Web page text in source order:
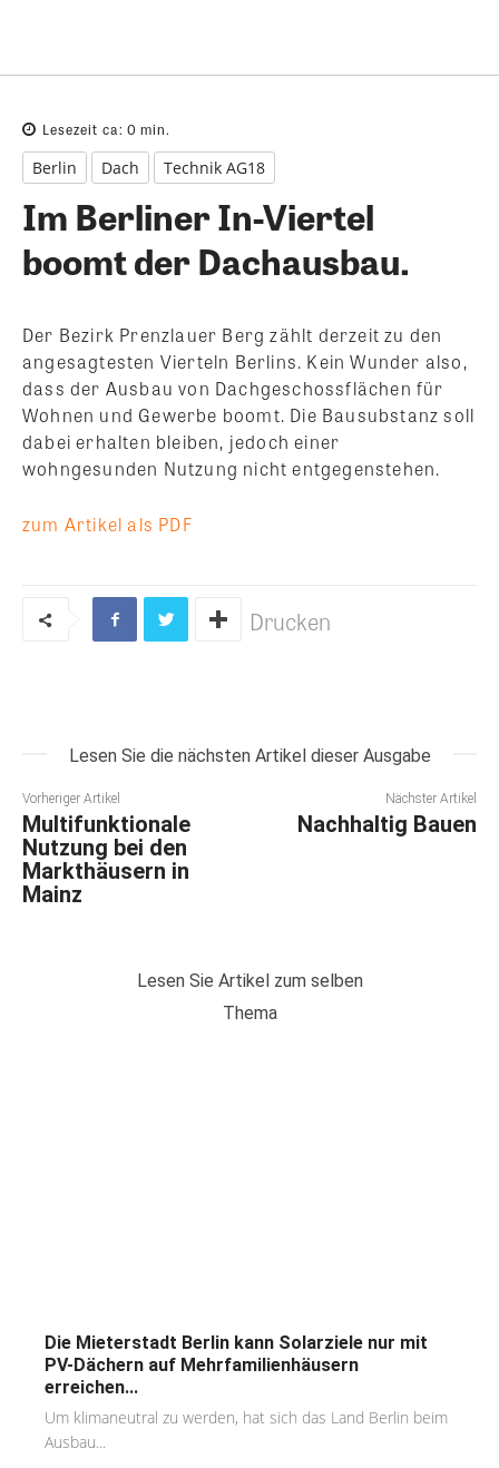
Lesezeit ca: 0 min.
Berlin Dach Technik AG18
Im Berliner In-Viertel
boomt der Dachausbau.
Der Bezirk Prenzlauer Berg zählt derzeit zu den
angesagtesten Vierteln Berlins. Kein Wunder also,
dass der Ausbau von Dachgeschossflächen für
Wohnen und Gewerbe boomt. Die Bausubstanz soll
dabei erhalten bleiben, jedoch einer
wohngesunden Nutzung nicht entgegenstehen.
zum Artikel als PDF
Drucken
Lesen Sie die nächsten Artikel dieser Ausgabe
Vorheriger Artikel
Multifunktionale
Nutzung bei den
Markthäusern in
Mainz
Nächster Artikel
Nachhaltig Bauen
Lesen Sie Artikel zum selben
Thema
Die Mieterstadt Berlin kann Solarziele nur mit
PV-Dächern auf Mehrfamilienhäusern
erreichen...
Um klimaneutral zu werden, hat sich das Land Berlin beim
Ausbau...